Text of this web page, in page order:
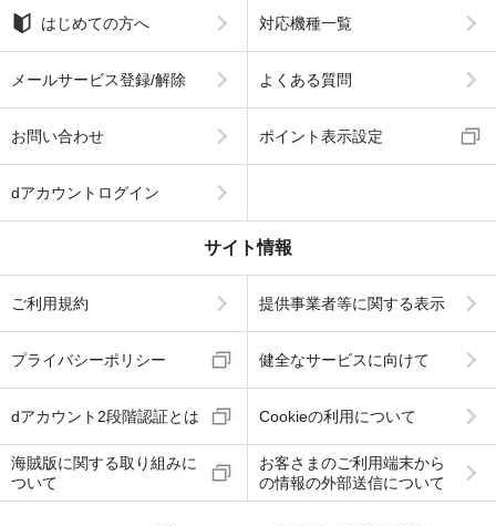
はじめての方へ 対応機種一覧
メールサービス登録/解除 よくある質問
お問い合わせ ポイント表示設定
dアカウントログイン
サイト情報
ご利用規約 提供事業者等に関する表示
プライバシーポリシー 健全なサービスに向けて
dアカウント2段階認証とは Cookieの利用について
海賊版に関する取り組みに
ついて
お客さまのご利用端末から
の情報の外部送信について